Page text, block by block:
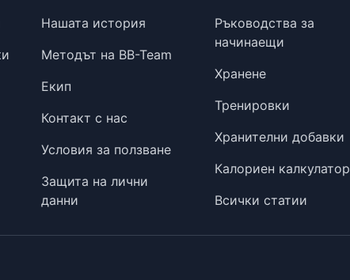
Нашата история
Методът на BB-Team
Екип
Контакт с нас
Условия за ползване
Защита на лични
данни
Ръководства за
начинаещи
Хранене
Тренировки
Хранителни добавки
Калориен калкулатор
Всички статии